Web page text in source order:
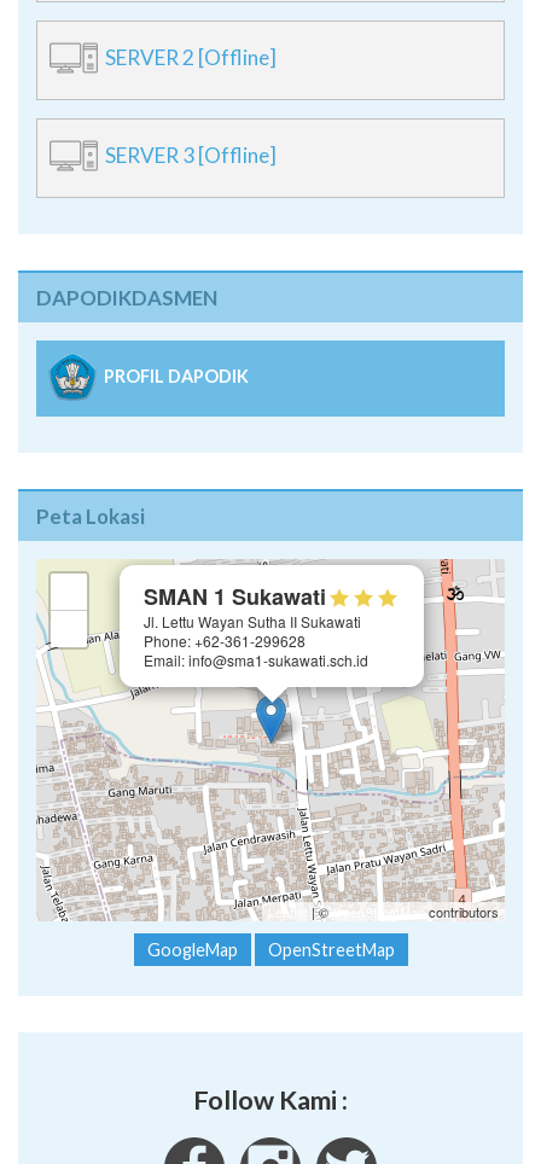
SERVER 2 [Offline]
SERVER 3 [Offline]
DAPODIKDASMEN
PROFIL DAPODIK
Peta Lokasi
SMAN 1 Sukawati
Jl. Lettu Wayan Sutha II Sukawati
Phone: +62-361-299628
Email: info@sma1-sukawati.sch.id
Leaflet | ©OpenStreetMap contributors
GoogleMap OpenStreetMap
Follow Kami :